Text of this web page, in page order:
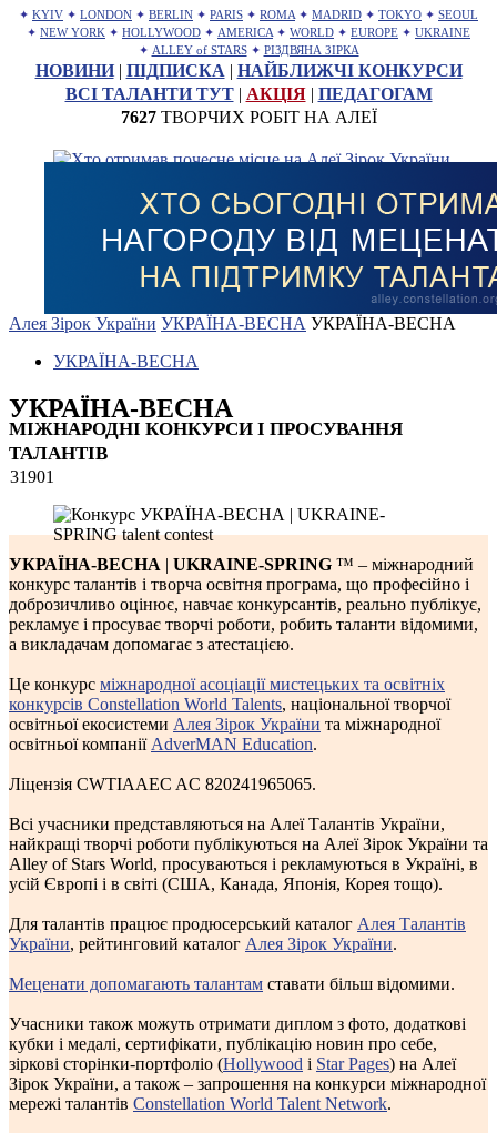
✦ KYIV ✦ LONDON ✦ BERLIN ✦ PARIS ✦ ROMA ✦ MADRID ✦ TOKYO ✦ SEOUL
✦ NEW YORK ✦ HOLLYWOOD ✦ AMERICA ✦ WORLD ✦ EUROPE ✦ UKRAINE
✦ ALLEY of STARS ✦ РІЗДВЯНА ЗІРКА
НОВИНИ| ПІДПИСКА | НАЙБЛИЖЧІ КОНКУРСИ
ВСІ ТАЛАНТИ ТУТ| АКЦІЯ| ПЕДАГОГАМ
7627ТВОРЧИХ РОБІТ НА АЛЕЇ
Алея Зірок України УКРАЇНА-ВЕСНА УКРАЇНА-ВЕСНА
УКРАЇНА-ВЕСНА
УКРАЇНА-ВЕСНА
МІЖНАРОДНІ КОНКУРСИ І ПРОСУВАННЯ
ТАЛАНТІВ
31901
УКРАЇНА-ВЕСНА UKRAINE-SPRING ™ – міжнародний
конкурс талантів і творча освітня програма, що професійно і
доброзичливо оцінює, навчає конкурсантів, реально публікує,
рекламує і просуває творчі роботи, робить таланти відомими,
а викладачам допомагає з атестацією.
Це конкурс міжнародної асоціації мистецьких та освітніх
конкурсів Constellation World Talents, національної творчої
освітньої екосистеми Алея Зірок України та міжнародної
освітньої компаніїAdverMAN Education.
Ліцензія CWTIAAEC AC 820241965065.
Всі учасники представляються на Алеї Талантів України,
найкращі творчі роботи публікуються на Алеї Зірок України та
Alley of Stars World, просуваються і рекламуються в Україні, в
усій Європі і в світі (США, Канада, Японія, Корея тощо).
Для талантів працює продюсерський каталог Алея Талантів
України, рейтинговий каталог Алея Зірок України.
Меценати допомагають талантам ставати більш відомими.
Учасники також можуть отримати диплом з фото, додаткові
кубки і медалі, сертифікати, публікацію новин про себе,
зіркові сторінки-портфоліо (Hollywood і Star Pages) на Алеї
Зірок України, а також – запрошення на конкурси міжнародної
мережі талантів Constellation World Talent Network.